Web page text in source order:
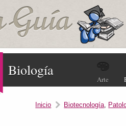
Biología
Arte
Inicio Biotecnología,